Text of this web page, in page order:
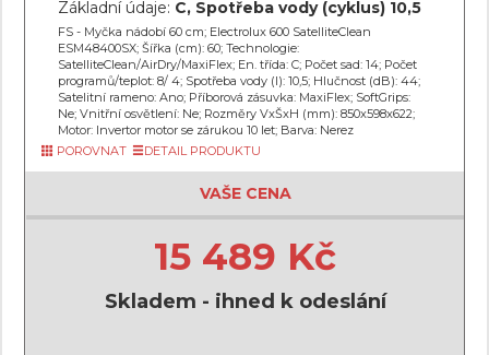
Základní údaje: C, Spotřeba vody (cyklus) 10,5
FS - Myčka nádobí 60 cm; Electrolux 600 SatelliteClean
ESM48400SX; Šířka (cm): 60; Technologie:
SatelliteClean/AirDry/MaxiFlex; En. třída: C; Počet sad: 14; Počet
programů/teplot: 8/ 4; Spotřeba vody (l): 10,5; Hlučnost (dB): 44;
Satelitní rameno: Ano; Příborová zásuvka: MaxiFlex; SoftGrips:
Ne; Vnitřní osvětlení: Ne; Rozměry VxŠxH (mm): 850x598x622;
Motor: Invertor motor se zárukou 10 let; Barva: Nerez
POROVNAT
DETAIL PRODUKTU
VAŠE CENA
15 489 Kč
Skladem - ihned k odeslání